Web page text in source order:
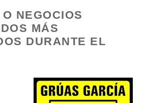
Aluminio
NEGOCIOS
MÁS
DURANTE EL